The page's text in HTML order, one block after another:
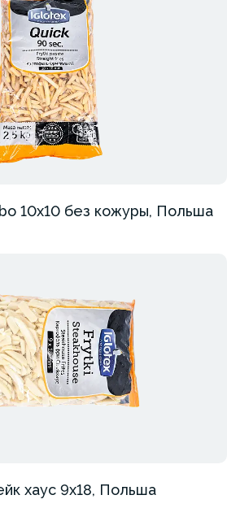
10х10 без кожуры, Польша
хаус 9х18, Польша